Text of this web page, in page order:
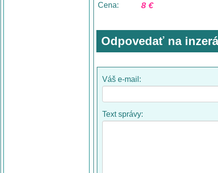
Cena:
8 €
Odpovedať na
Váš e-mail:
Text správy: